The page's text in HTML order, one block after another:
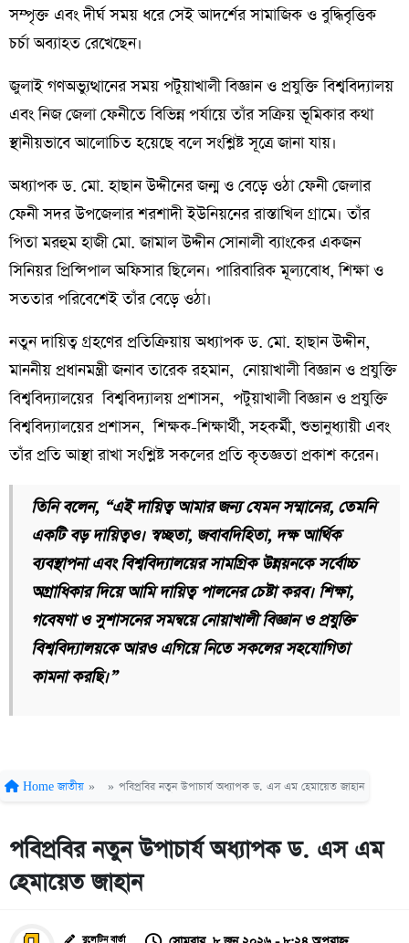
সম্পৃক্ত এবং দীর্ঘ সময় ধরে সেই আদর্শের সামাজিক ও বুদ্ধিবৃত্তিক
চর্চা অব্যাহত রেখেছেন।
জুলাই গণঅভ্যুত্থানের সময় পটুয়াখালী বিজ্ঞান ও প্রযুক্তি বিশ্ববিদ্যালয়
এবং নিজ জেলা ফেনীতে বিভিন্ন পর্যায়ে তাঁর সক্রিয় ভূমিকার কথা
স্থানীয়ভাবে আলোচিত হয়েছে বলে সংশ্লিষ্ট সূত্রে জানা যায়।
অধ্যাপক ড. মো. হাছান উদ্দীনের জন্ম ও বেড়ে ওঠা ফেনী জেলার
ফেনী সদর উপজেলার শরশাদী ইউনিয়নের রাস্তাখিল গ্রামে। তাঁর
পিতা মরহুম হাজী মো. জামাল উদ্দীন সোনালী ব্যাংকের একজন
সিনিয়র প্রিন্সিপাল অফিসার ছিলেন। পারিবারিক মূল্যবোধ, শিক্ষা ও
সততার পরিবেশেই তাঁর বেড়ে ওঠা।
নতুন দায়িত্ব গ্রহণের প্রতিক্রিয়ায় অধ্যাপক ড. মো. হাছান উদ্দীন,
মাননীয় প্রধানমন্ত্রী জনাব তারেক রহমান, নোয়াখালী বিজ্ঞান ও প্রযুক্তি
বিশ্ববিদ্যালয়ের বিশ্ববিদ্যালয় প্রশাসন, পটুয়াখালী বিজ্ঞান ও প্রযুক্তি
বিশ্ববিদ্যালয়ের প্রশাসন, শিক্ষক-শিক্ষার্থী, সহকর্মী, শুভানুধ্যায়ী এবং
তাঁর প্রতি আস্থা রাখা সংশ্লিষ্ট সকলের প্রতি কৃতজ্ঞতা প্রকাশ করেন।
তিনি বলেন, “এই দায়িত্ব আমার জন্য যেমন সম্মানের, তেমনি
একটি বড় দায়িত্বও। স্বচ্ছতা, জবাবদিহিতা, দক্ষ আর্থিক
ব্যবস্থাপনা এবং বিশ্ববিদ্যালয়ের সামগ্রিক উন্নয়নকে সর্বোচ্চ
অগ্রাধিকার দিয়ে আমি দায়িত্ব পালনের চেষ্টা করব। শিক্ষা,
গবেষণা ও সুশাসনের সমন্বয়ে নোয়াখালী বিজ্ঞান ও প্রযুক্তি
বিশ্ববিদ্যালয়কে আরও এগিয়ে নিতে সকলের সহযোগিতা
কামনা করছি।”
Home জাতীয় » » পবিপ্রবির নতুন উপাচার্য অধ্যাপক ড. এস এম হেমায়েত জাহান
পবিপ্রবির নতুন উপাচার্য অধ্যাপক ড. এস এম
হেমায়েত জাহান
বুলেটিন বার্তা